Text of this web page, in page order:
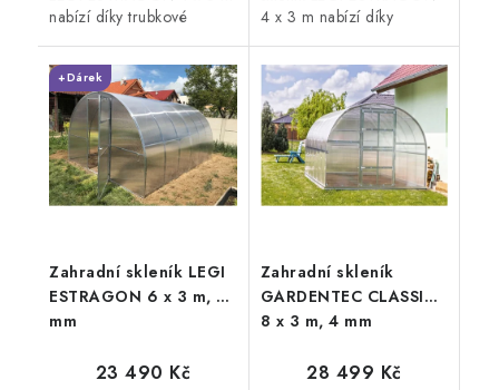
nabízí díky trubkové
ocelové konstrukci
vysokou odolnost proti
větru i sněhu. Skleník je
osazen 4 mm...
4 x 3 m nabízí díky
ocelové konstrukci
vysokou odolnost proti
větru i sněhu. Skleník je
osazen 6 mm...
Zahradní skleník LEGI
ESTRAGON 6 x 3 m, 4
mm
+Dárek
23 490 Kč
Zahradní skleník
GARDENTEC CLASSIC
8 x 3 m, 4 mm
28 499 Kč